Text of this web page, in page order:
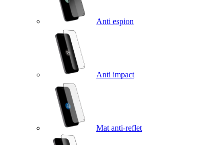
Anti espion
Anti impact
Mat anti-reflet